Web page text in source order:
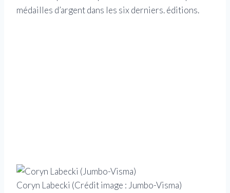
médailles d’argent dans les six derniers. éditions.
Coryn Labecki (Crédit image : Jumbo-Visma)